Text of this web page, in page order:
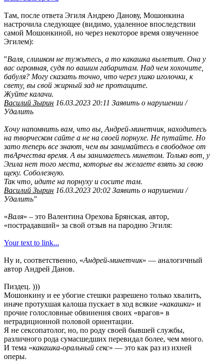
Там, после ответа Эгиля Андрею Данову, Мошонкина
настрочила следующее (видимо, удаленное впоследствии
самой Мошонкиной, но через некоторое время озвученное
Эгилем):
"Валя, слишком не тужьтесь, а то какашка вылетит. Она у
вас огромная, судя по вашим габаритам. Над чем хохочите,
бабуля? Могу сказать точно, что через ушко иголочки, к
свету, вы свой жирный зад не протащите.
Жуйте калачи.
Василий Зырин 16.03.2023 20:11 Заявить о нарушении /
Удалить
Хочу напомнить вам, что вы, Андрей-минетчик, находитесь
на творческом сайте а не на своей порнухе. Не путайте. Но
зато теперь все знают, чем вы занимайтесь в свободное от
твАрчества время. А вы занимаетесь минетом. Только вот, у
Эгила нет того места, которые вы желаете взять за свою
щеку. Соболезную.
Так что, идите на порнуху и сосите там.
Василий Зырин 16.03.2023 20:02 Заявить о нарушении /
Удалить"
«Валя» – это Валентина Орехова Брянская, автор,
«пострадавший» за свой отзыв на пародию Эгиля:
Your text to link...
Ну и, соответственно, «Андрей-минетчик» — аналогичный
автор Андрей Данов.
Пиздец. )))
Мошонкину и ее убогие стешки разрешено только хвалить,
иначе протухшая калоша пускает в ход всякие «какашки» и
прочие голословные обвинения своих «врагов» в
нетрадиционной половой ориентации.
Я не сексопатолог, но, по роду своей бывшей службы,
различного рода сумасшедших перевидал более, чем много.
И тема «какашка-оральный секс» — это как раз из ихней
оперы.